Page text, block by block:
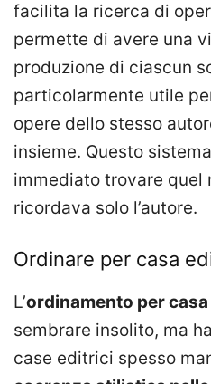
facilita la ricerca di
permette di avere una
produzione di ciascun
particolarmente utile
opere dello stesso
insieme. Questo
immediato trovare quel
ricordava solo l’autore.
Ordinare per casa
L’ordinamento per
sembrare insolito, ma
case editrici spesso